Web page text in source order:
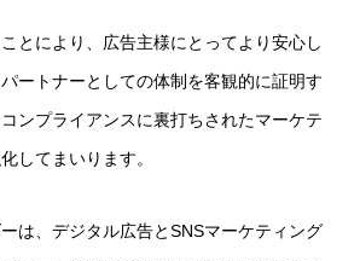
とにより、広告主様にとってより安心し
ートナーとしての体制を客観的に証明す
ンプライアンスに裏打ちされたマーケテ
してまいります。
は、デジタル広告とSNSマーケティング